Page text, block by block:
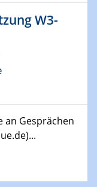
and driven
W3-
an Gesprächen